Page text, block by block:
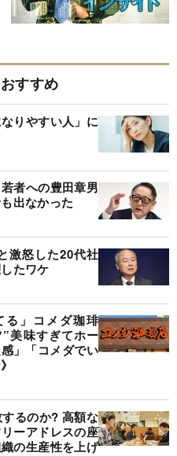
すすめ
りやすい人」に
者への豊田章男
出なかった
激怒した20代社
たワケ
る」コメダ珈琲
美味すぎてホー
」「コメダでい
るのか? 高額な
ーアドレスの座
の生産性を上げ